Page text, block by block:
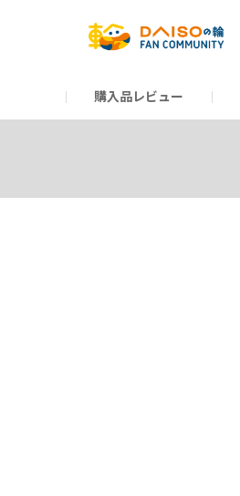
購入品レビュー